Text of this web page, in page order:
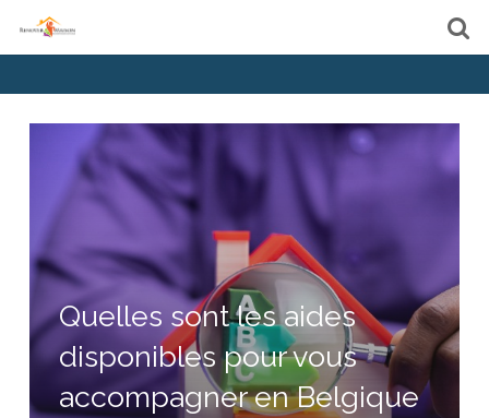
Quelles sont les aides
disponibles pour vous
accompagner en Belgique